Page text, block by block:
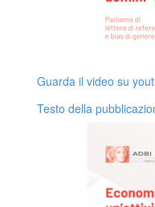
Guarda il video su
Testo della